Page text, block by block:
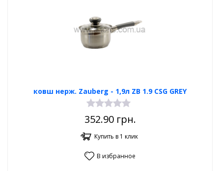
ковш нерж. Zauberg - 1,9л ZB 1.9 CSG GREY
352.90грн.
Купить в 1 клик
В избранное